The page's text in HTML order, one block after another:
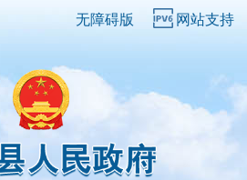
无障碍版 网站支持